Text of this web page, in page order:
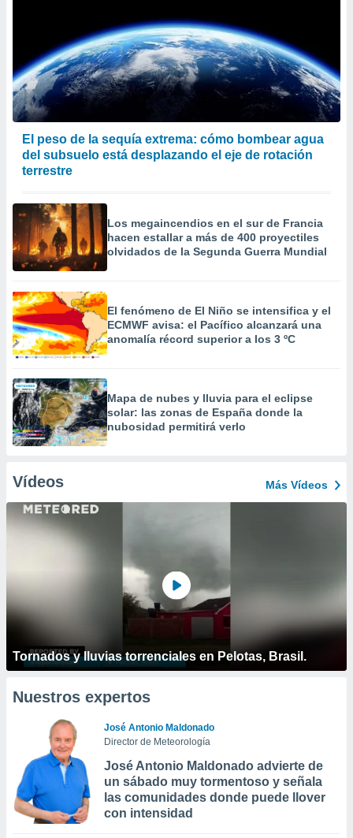
El peso de la sequía extrema: cómo bombear agua
del subsuelo está desplazando el eje de rotación
terrestre
Los megaincendios en el sur de Francia
hacen estallar a más de 400 proyectiles
olvidados de la Segunda Guerra Mundial
El fenómeno de El Niño se intensifica y el
ECMWF avisa: el Pacífico alcanzará una
anomalía récord superior a los 3 ºC
Mapa de nubes y lluvia para el eclipse
solar: las zonas de España donde la
nubosidad permitirá verlo
Vídeos Más Vídeos
Tornados y lluvias torrenciales en Pelotas, Brasil.
Nuestros expertos
José Antonio Maldonado
Director de Meteorología
José Antonio Maldonado advierte de
un sábado muy tormentoso y señala
las comunidades donde puede llover
con intensidad